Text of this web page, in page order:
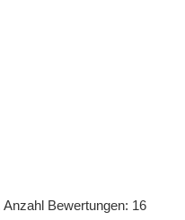
Anzahl Bewertungen: 16